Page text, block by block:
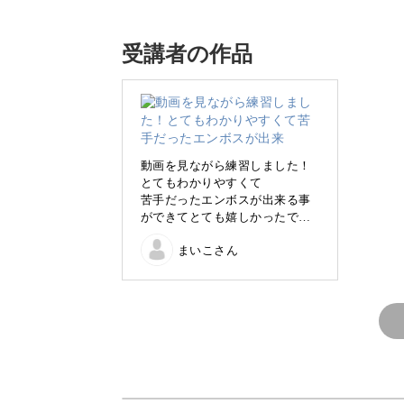
ベースカラーと同系色のアクリルを使
抜群。
シンプルな印象ですが、立体感や繊
えることで凝った印象の3Dアートに仕
今回のレッスンでは、お花の3Dアー
ン。
アクリルを活かして立体感をつけた
受講者の作品
動画を見ながら練習しました！
とてもわかりやすくて
苦手だったエンボスが出来る事
ができてとても嬉しかったで
お客様にも喜んで頂けました！
まいこさん